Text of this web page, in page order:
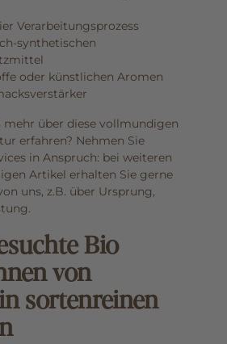
Verarbeitungsprozess
synthetischen
oder künstlichen Aromen
mehr über diese vollmundigen
erfahren? Nehmen Sie
in Anspruch: bei weiteren
Artikel erhalten Sie gerne
uns, z.B. über Ursprung,
Bio
von
sortenreinen